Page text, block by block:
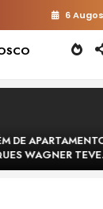
6
DE
WAGNER TEVE
DE TERRENO